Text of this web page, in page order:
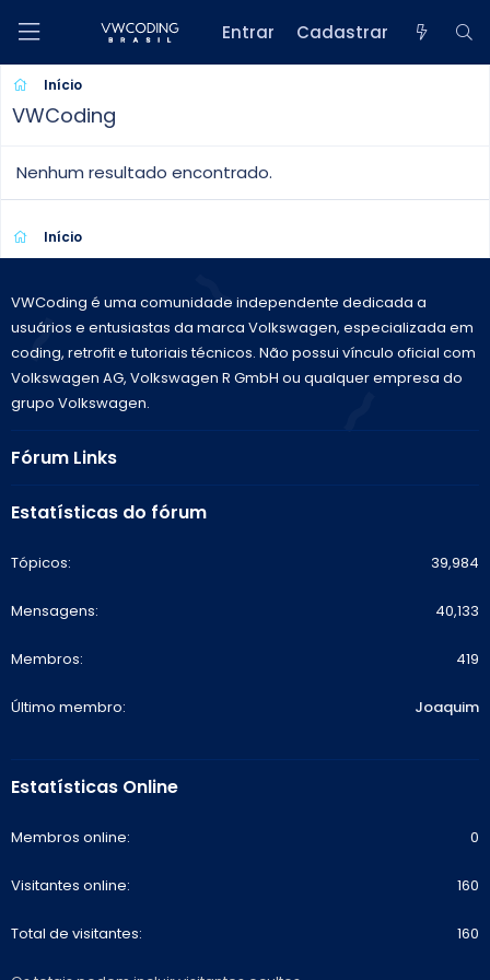
Entrar Cadastrar
Início
VWCoding
Nenhum resultado encontrado.
Início
VWCoding é uma comunidade independente dedicada a
usuários e entusiastas da marca Volkswagen, especializada em
coding, retrofit e tutoriais técnicos. Não possui vínculo oficial com
Volkswagen AG, Volkswagen R GmbH ou qualquer empresa do
grupo Volkswagen.
Fórum Links
Estatísticas do fórum
Tópicos 39,984
Mensagens 40,133
Membros 419
Último membro Joaquim
Estatísticas Online
Membros online 0
Visitantes online 160
Total de visitantes 160